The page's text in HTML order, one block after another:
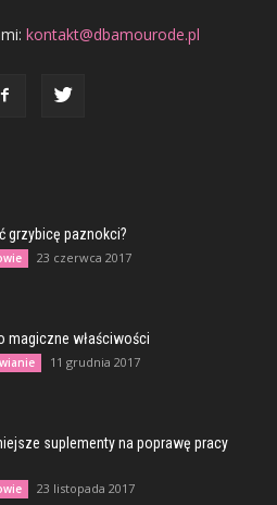
kontakt@dbamourode.pl
grzybicę paznokci?
23 czerwca 2017
magiczne właściwości
11 grudnia 2017
suplementy na poprawę pracy
23 listopada 2017